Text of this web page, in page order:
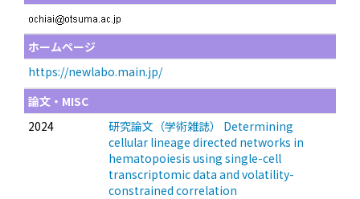
ホームページ
https://newlabo.main.jp/
論文・MISC
2024
研究論文（学術雑誌） Determining
cellular lineage directed networks in
hematopoiesis using single-cell
transcriptomic data and volatility-
constrained correlation